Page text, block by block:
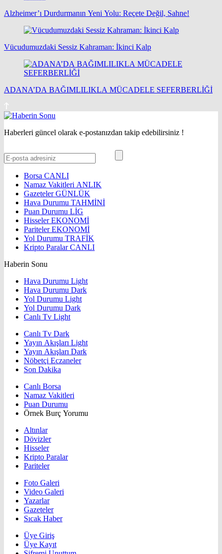
Alzheimer’ı Durdurmanın Yeni Yolu: Reçete Değil, Sahne!
Vücudumuzdaki Sessiz Kahraman: İkinci Kalp
ADANA’DA BAĞIMLILIKLA MÜCADELE SEFERBERLİĞİ
Haberleri güncel olarak e-postanızdan takip edebilirsiniz !
Borsa CANLI
Namaz Vakitleri ANLIK
GazetelerGÜNLÜK
Hava Durumu TAHMİNİ
Puan Durumu LİG
HisselerEKONOMİ
ParitelerEKONOMİ
Yol Durumu TRAFİK
Kripto ParalarCANLI
Haberin Sonu
Hava Durumu Light
Hava Durumu Dark
Yol Durumu Light
Yol Durumu Dark
Canlı Tv Light
Canlı Tv Dark
Yayın Akışları Light
Yayın Akışları Dark
Nöbetçi Eczaneler
Son Dakika
Canlı Borsa
Namaz Vakitleri
Puan Durumu
Örnek Burç Yorumu
Altınlar
Dövizler
Hisseler
Kripto Paralar
Pariteler
Foto Galeri
Video Galeri
Yazarlar
Gazeteler
Sıcak Haber
Üye Giriş
Üye Kayıt